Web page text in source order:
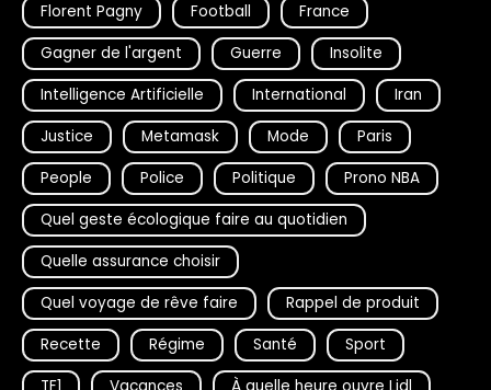
Florent Pagny
Football
France
Gagner de l'argent
Guerre
Insolite
Intelligence Artificielle
International
Iran
Justice
Metamask Mode
Paris
People
Police Politique
Prono NBA
Quel geste écologique faire au quotidien
Quelle assurance choisir
Quel voyage de rêve faire
Rappel de produit
Recette
Régime Santé
Sport